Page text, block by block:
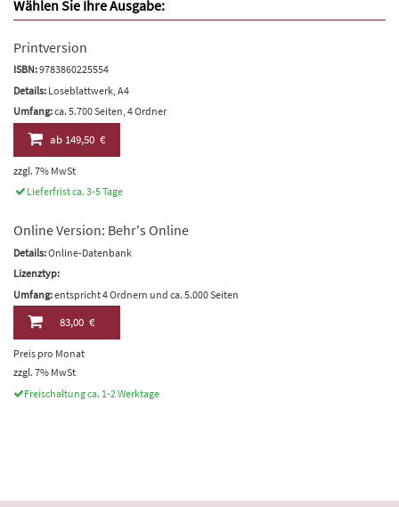
Wählen Sie Ihre Ausgabe:
Printversion
ISBN:9783860225554
Details: Loseblattwerk, A4
Umfang:ca. 5.700 Seiten, 4 Ordner
ab149,50 €
zzgl. 7% MwSt
Lieferfrist ca. 3-5 Tage
Online Version: Behr's Online
Details:Online-Datenbank
Lizenztyp:
Umfang:entspricht 4 Ordnern und ca. 5.000 Seiten
83,00 €
Preis pro Monat
zzgl. 7% MwSt
Freischaltung ca. 1-2 Werktage